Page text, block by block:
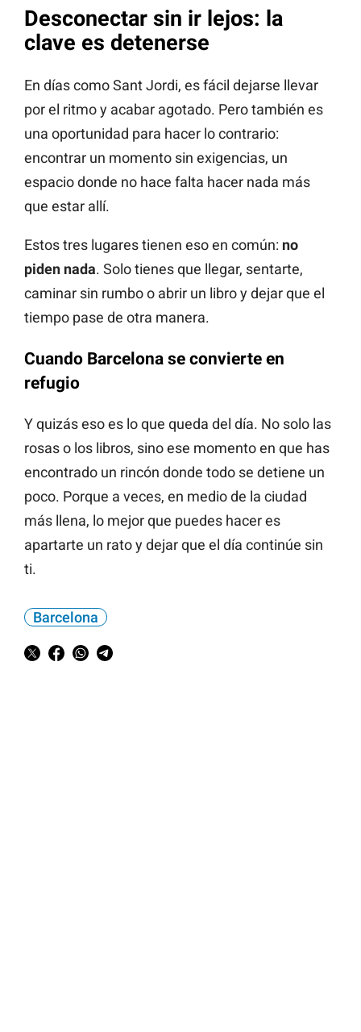
Desconectar sin ir lejos: la
clave es detenerse
En días como Sant Jordi, es fácil dejarse llevar
por el ritmo y acabar agotado. Pero también es
una oportunidad para hacer lo contrario:
encontrar un momento sin exigencias, un
espacio donde no hace falta hacer nada más
que estar allí.
Estos tres lugares tienen eso en común: no
piden nada. Solo tienes que llegar, sentarte,
caminar sin rumbo o abrir un libro y dejar que el
tiempo pase de otra manera.
Cuando Barcelona se convierte en
refugio
Y quizás eso es lo que queda del día. No solo las
rosas o los libros, sino ese momento en que has
encontrado un rincón donde todo se detiene un
poco. Porque a veces, en medio de la ciudad
más llena, lo mejor que puedes hacer es
apartarte un rato y dejar que el día continúe sin
ti.
Barcelona